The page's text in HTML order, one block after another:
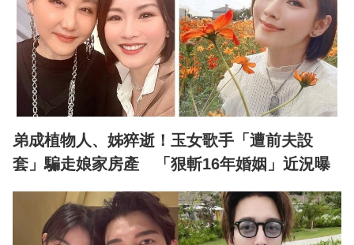
弟成植物人、姊猝逝！玉女歌手「遭前夫設
套」騙走娘家房產 「狠斬16年婚姻」近況曝